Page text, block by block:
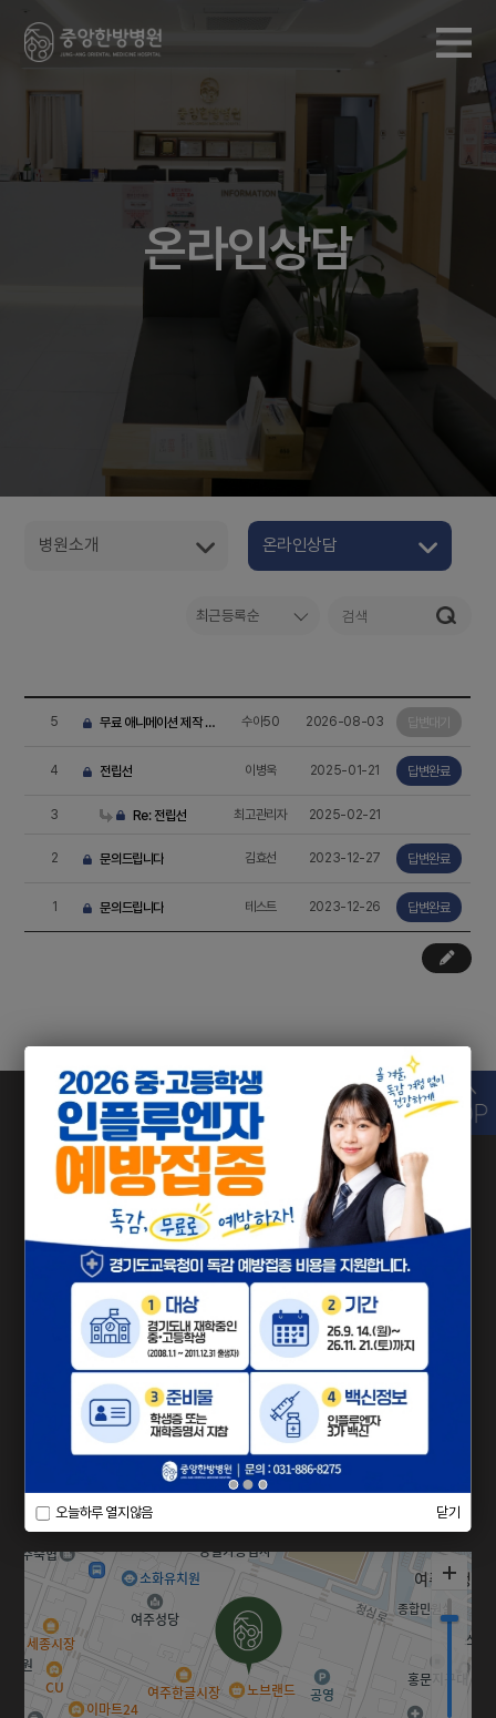
오늘하루 열지않음 닫기
온라인상담
병원소개 온라인상담
최근등록순
5
무료 애니메이션 제작 방
수아50 2026-08-03 답변대기
4 전립선 이병욱 2025-01-21 답변완료
3 Re: 전립선 최고관리자 2025-02-21
2 문의드립니다 김효선 2023-12-27 답변완료
1 문의드립니다 테스트 2023-12-26 답변완료
전화상담 TEL
031-886-8275
H.P
010-4446-8275
010-7499-8275
카톡상담
카톡 아이디 검색에서
중앙한방병원
을 검색해보세요!
진료시간 평일
AM 9 : 00 - PM 8 : 00
토 · 일 · 공휴일 AM 9 : 00 - PM 2 : 00
점심시간
PM 1 : 00 - PM 2 : 00
중앙한방병원 SNS